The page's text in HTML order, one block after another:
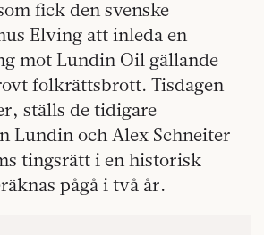
fick den svenske
Elving att inleda en
mot Lundin Oil gällande
folkrättsbrott. Tisdagen
ställs de tidigare
Lundin och Alex Schneiter
tingsrätt i en historisk
pågå i två år.